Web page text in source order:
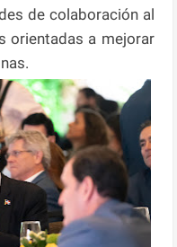
de colaboración al
orientadas a mejorar